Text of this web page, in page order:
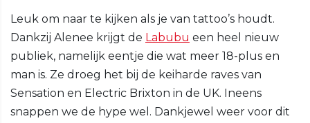
Leuk om naar te kijken als je van tattoo’s houdt.
Dankzij Alenee krijgt de Labubu een heel nieuw
publiek, namelijk eentje die wat meer 18-plus en
man is. Ze droeg het bij de keiharde raves van
Sensation en Electric Brixton in de UK. Ineens
snappen we de hype wel. Dankjewel weer voor dit